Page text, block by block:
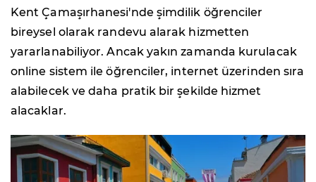
Kent Çamaşırhanesi'nde şimdilik öğrenciler
bireysel olarak randevu alarak hizmetten
yararlanabiliyor. Ancak yakın zamanda kurulacak
online sistem ile öğrenciler, internet üzerinden sıra
alabilecek ve daha pratik bir şekilde hizmet
alacaklar.